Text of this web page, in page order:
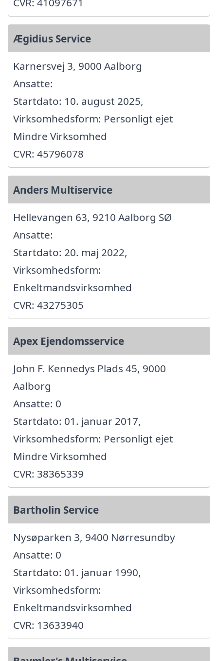
Ægidius Service
Karnersvej 3, 9000 Aalborg
Ansatte:
Startdato: 10. august 2025,
Virksomhedsform: Personligt ejet
Mindre Virksomhed
CVR: 45796078
Anders Multiservice
Hellevangen 63, 9210 Aalborg SØ
Ansatte:
Startdato: 20. maj 2022,
Virksomhedsform:
Enkeltmandsvirksomhed
CVR: 43275305
Apex Ejendomsservice
John F. Kennedys Plads 45, 9000
Aalborg
Ansatte: 0
Startdato: 01. januar 2017,
Virksomhedsform: Personligt ejet
Mindre Virksomhed
CVR: 38365339
Bartholin Service
Nysøparken 3, 9400 Nørresundby
Ansatte: 0
Startdato: 01. januar 1990,
Virksomhedsform:
Enkeltmandsvirksomhed
CVR: 13633940